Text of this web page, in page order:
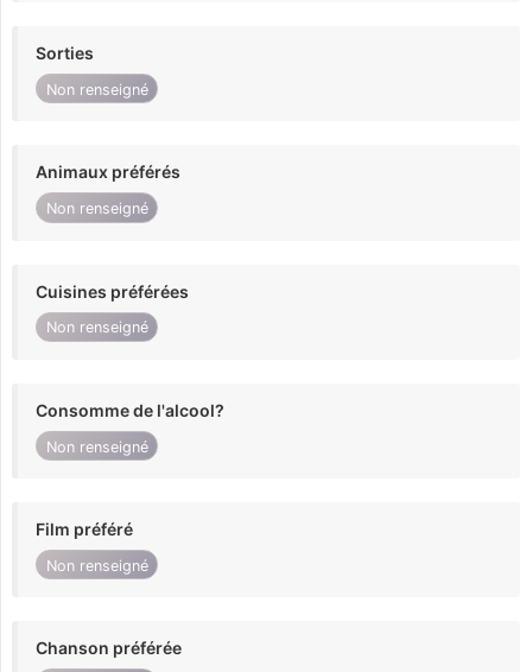
Sorties
Non renseigné
Animaux préférés
Non renseigné
Cuisines préférées
Non renseigné
Consomme de l'alcool?
Non renseigné
Film préféré
Non renseigné
Chanson préférée